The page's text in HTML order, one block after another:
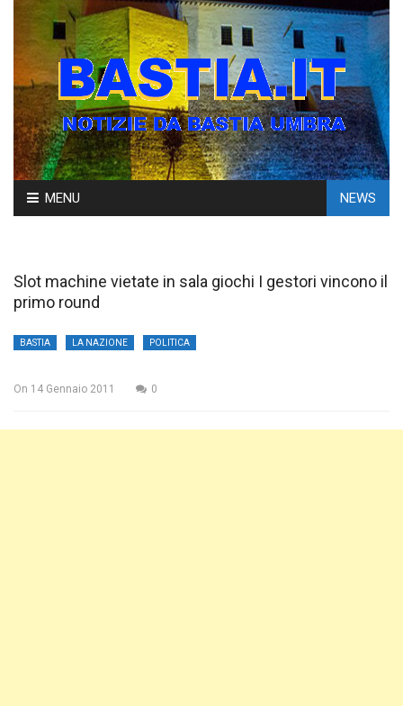
Skip
to
MENU NEWS
Slot machine vietate in sala giochi I gestori vincono il
primo round
BASTIA LA NAZIONE POLITICA
On 14 Gennaio 2011 0